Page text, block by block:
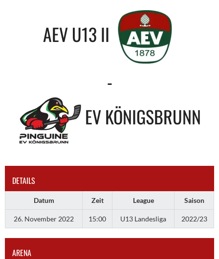
AEV U13 II
-
EV KÖNIGSBRUNN
DETAILS
Datum Zeit League Saison
26. November 2022 15:00 U13 Landesliga 2022/23
ARENA